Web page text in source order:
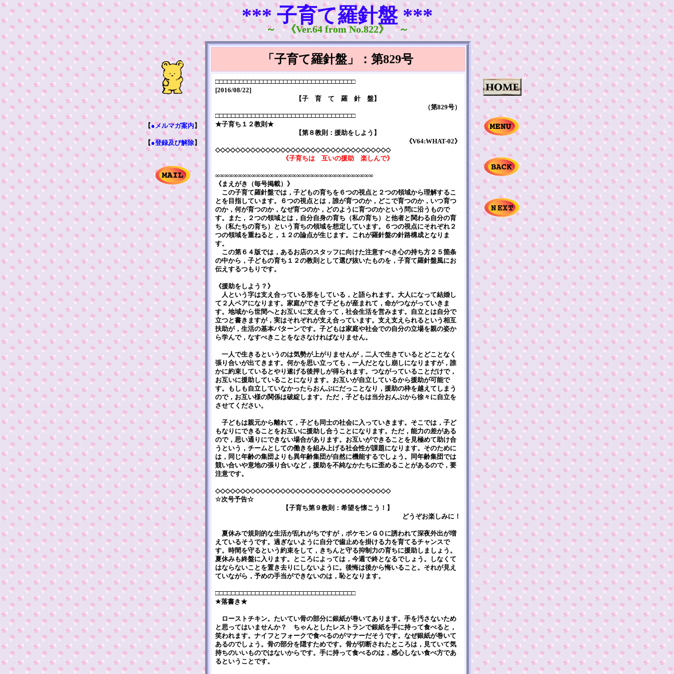
*** 子育て羅針盤 ***
～ 《Ver.64 from No.822》 ～
【●メルマガ案内】
【●登録及び解除】
「子育て羅針盤」：第829号
□□□□□□□□□□□□□□□□□□□□□□□□□□□□□□□□□□□
[2016/08/22]
【子 育 て 羅 針 盤】
（第829号）
□□□□□□□□□□□□□□□□□□□□□□□□□□□□□□□□□□□
★子育ち１２教則★
【第８教則：援助をしよう】
《V64:WHAT-02》
◇◇◇◇◇◇◇◇◇◇◇◇◇◇◇◇◇◇◇◇◇◇◇◇◇◇◇◇◇◇◇◇◇◇◇
《子育ちは 互いの援助 楽しんで》
∞∞∞∞∞∞∞∞∞∞∞∞∞∞∞∞∞∞∞∞∞∞∞∞∞∞∞∞∞∞∞∞∞∞∞
《まえがき（毎号掲載）》
この子育て羅針盤では，子どもの育ちを６つの視点と２つの領域から理解するこ
とを目指しています。６つの視点とは，誰が育つのか，どこで育つのか，いつ育つ
のか，何が育つのか，なぜ育つのか，どのように育つのかという問に沿うもので
す。また，２つの領域とは，自分自身の育ち（私の育ち）と他者と関わる自分の育
ち（私たちの育ち）という育ちの領域を想定しています。６つの視点にそれぞれ２
つの領域を重ねると，１２の論点が生じます。これが羅針盤の針路構成となりま
す。
この第６４版では，あるお店のスタッフに向けた注意すべき心の持ち方２５箇条
の中から，子どもの育ち１２の教則として選び抜いたものを，子育て羅針盤風にお
伝えするつもりです。
《援助をしよう？》
人という字は支え合っている形をしている，と語られます。大人になって結婚し
て２人ペアになります。家庭ができて子どもが産まれて，命がつながっていきま
す。地域から世間へとお互いに支え合って，社会生活を営みます。自立とは自分で
立つと書きますが，実はそれぞれが支え合っています。支え支えられるという相互
扶助が，生活の基本パターンです。子どもは家庭や社会での自分の立場を親の姿か
ら学んで，なすべきことをなさなければなりません。
一人で生きるというのは気勢が上がりませんが，二人で生きているとどことなく
張り合いが出てきます。何かを思い立っても，一人だとなし崩しになりますが，誰
かに約束しているとやり遂げる後押しが得られます。つながっていることだけで，
お互いに援助していることになります。お互いが自立しているから援助が可能で
す。もしも自立していなかったらおんぶにだっことなり，援助の枠を越えてしまう
ので，お互い様の関係は破綻します。ただ，子どもは当分おんぶから徐々に自立を
させてください。
子どもは親元から離れて，子ども同士の社会に入っていきます。そこでは，子ど
もなりにできることをお互いに援助し合うことになります。ただ，能力の差がある
ので，思い通りにできない場合があります。お互いができることを見極めて助け合
うという，チームとしての働きを組み上げる社会性が課題になります。そのために
は，同じ年齢の集団よりも異年齢集団が自然に機能するでしょう。同年齢集団では
競い合いや意地の張り合いなど，援助を不純なかたちに歪めることがあるので，要
注意です。
◇◇◇◇◇◇◇◇◇◇◇◇◇◇◇◇◇◇◇◇◇◇◇◇◇◇◇◇◇◇◇◇◇◇◇
☆次号予告☆
【子育ち第９教則：希望を懐こう！】
どうぞお楽しみに！
夏休みで規則的な生活が乱れがちですが，ポケモンＧＯに誘われて深夜外出が増
えているそうです。過ぎないように自分で歯止めを掛ける力を育てるチャンスで
す。時間を守るという約束をして，きちんと守る抑制力の育ちに援助しましょう。
夏休みも終盤に入ります。ところによっては，今週で終となるでしょう。しなくて
はならないことを置き去りにしないように。後悔は後から悔いること。それが見え
ていながら，予めの手当ができないのは，恥となります。
□□□□□□□□□□□□□□□□□□□□□□□□□□□□□□□□□□□
★落書き★
ローストチキン。たいてい骨の部分に銀紙が巻いてあります。手を汚さないため
と思ってはいませんか？ ちゃんとしたレストランで銀紙を手に持って食べると，
笑われます。ナイフとフォークで食べるのがマナーだそうです。なぜ銀紙が巻いて
あるのでしょう。骨の部分を隠すためです。骨が切断されたところは，見ていて気
持ちのいいものではないからです。手に持って食べるのは，感心しない食べ方であ
るということです。